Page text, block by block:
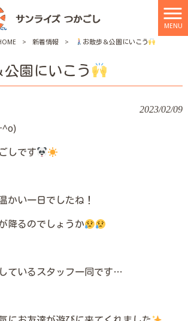
MENU
> 新着情報 > お散歩＆公園にいこう
公園にいこう
2023/02/09
しです
かい一日でしたね！
降るのでしょうか
ているスタッフ一同です…